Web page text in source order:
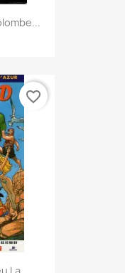
La...
favorite_border